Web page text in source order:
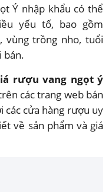
Ý nhập khẩu có thể
yếu tố, bao gồm
vùng trồng nho, tuổi
bán.
rượu vang ngọt ý
các trang web bán
các cửa hàng rượu uy
về sản phẩm và giá